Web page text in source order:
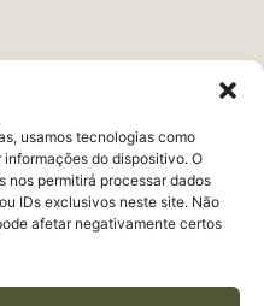
usamos tecnologias como
do dispositivo. O
nos permitirá processar dados
IDs exclusivos neste site. Não
afetar negativamente certos